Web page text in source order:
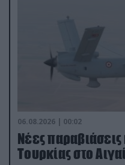
06.08.2026 | 00:02
Νέες
Τουρκίας στο